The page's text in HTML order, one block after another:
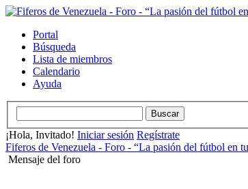
Portal
Búsqueda
Lista de miembros
Calendario
Ayuda
¡Hola, Invitado! Iniciar sesión Regístrate
Fiferos de Venezuela - Foro - “La pasión del fútbol en
Mensaje del foro